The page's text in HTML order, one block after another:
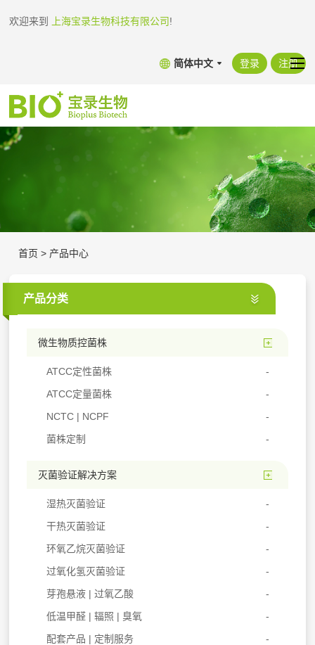
欢迎来到 上海宝录生物科技有限公司!
简体中文 登录 注册
首页 > 产品中心
产品分类
微生物质控菌株
ATCC定性菌株
ATCC定量菌株
NCTC | NCPF
菌株定制
灭菌验证解决方案
湿热灭菌验证
干热灭菌验证
环氧乙烷灭菌验证
过氧化氢灭菌验证
芽孢悬液 | 过氧乙酸
低温甲醛 | 辐照 | 臭氧
配套产品 | 定制服务